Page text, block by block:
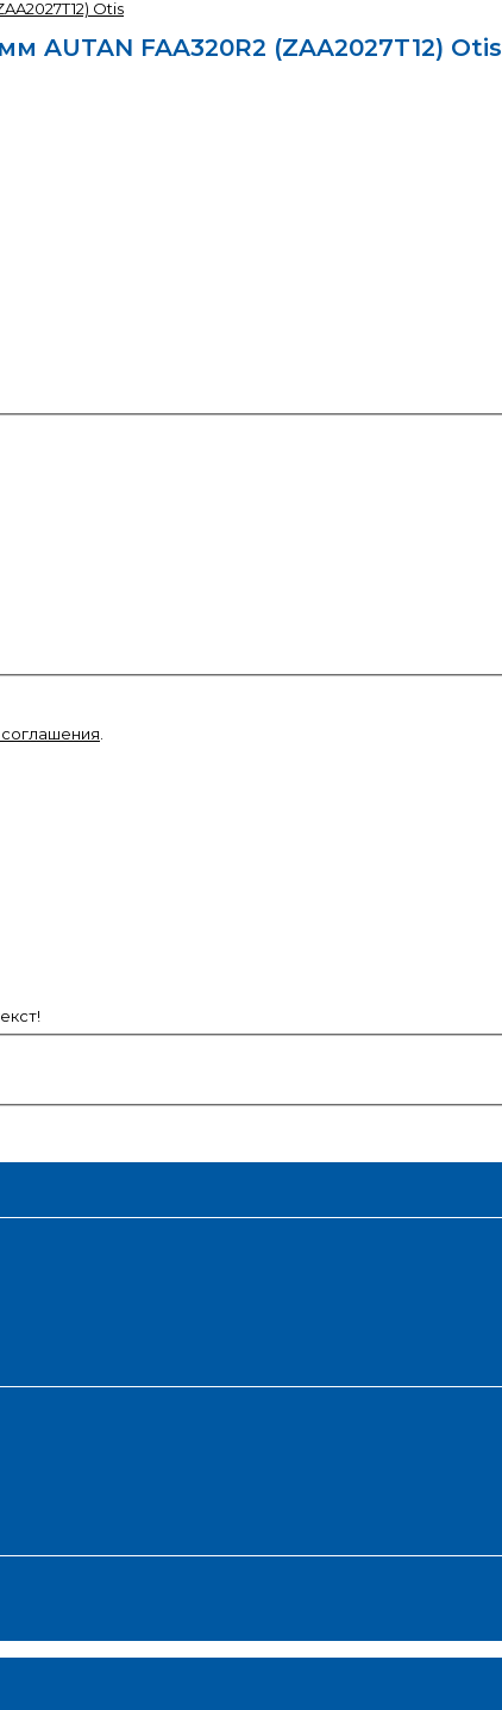
AUTAN FAA320R2 (ZAA2027T12) Otis